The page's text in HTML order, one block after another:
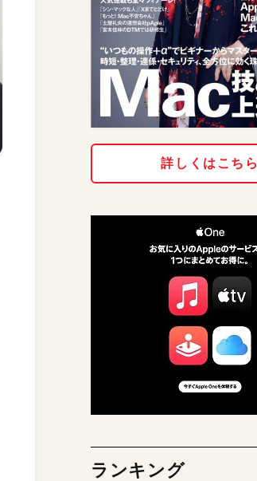
詳しくはこちら
ランキング